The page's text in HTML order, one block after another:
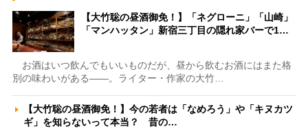
【大竹聡の昼酒御免！】「ネグローニ」「山崎」
「マンハッタン」新宿三丁目の隠れ家バーで1…
お酒はいつ飲んでもいいものだが、昼から飲むお酒にはまた格
別の味わいがある――。ライター・作家の大竹…
【大竹聡の昼酒御免！】今の若者は「なめろう」や「キヌカツ
ギ」を知らないって本当？ 昔の…